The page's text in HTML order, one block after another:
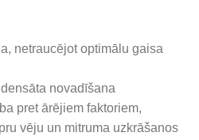
netraucējot optimālu gaisa
novadīšana
pret ārējiem faktoriem,
vēju un mitruma uzkrāšanos